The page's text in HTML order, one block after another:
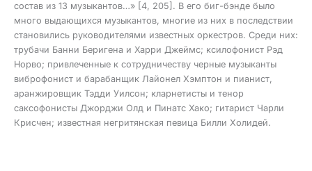
состав из 13 музыкантов…» [4, 205]. В его биг-бэнде было
много выдающихся музыкантов, многие из них в последствии
становились руководителями известных оркестров. Среди них:
трубачи Банни Беригена и Харри Джеймс; ксилофонист Рэд
Норво; привлеченные к сотрудничеству черные музыканты
виброфонист и барабанщик Лайонел Хэмптон и пианист,
аранжировщик Тэдди Уилсон; кларнетисты и тенор
саксофонисты Джорджи Олд и Пинатс Хако; гитарист Чарли
Крисчен; известная негритянская певица Билли Холидей.